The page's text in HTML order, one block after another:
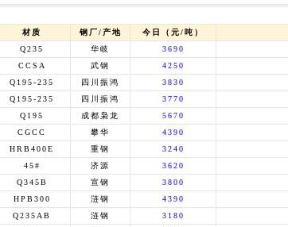
材质 钢厂/产地 今日（元/吨）
Q235 华岐 3690
CCSA 武钢 4250
Q195-235 四川振鸿 3830
Q195-235 四川振鸿 3770
Q195 成都枭龙 5670
CGCC 攀华 4390
HRB400E 重钢 3240
45# 济源 3620
Q345B 宣钢 3800
HPB300 涟钢 4390
Q235AB 涟钢 3180